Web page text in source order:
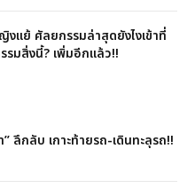
งแย้ ศัลยกรรมล่าสุดยังไงเข้าที่
รมสิ่งนี้? เพิ่มอีกแล้ว!!
ลึกลับ เกาะท้ายรถ-เดินทะลุรถ!!